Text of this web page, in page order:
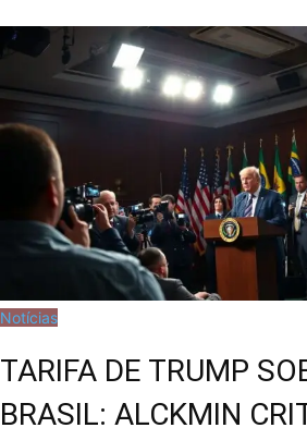
Notícias
TARIFA DE TRUMP
BRASIL: ALCKMIN